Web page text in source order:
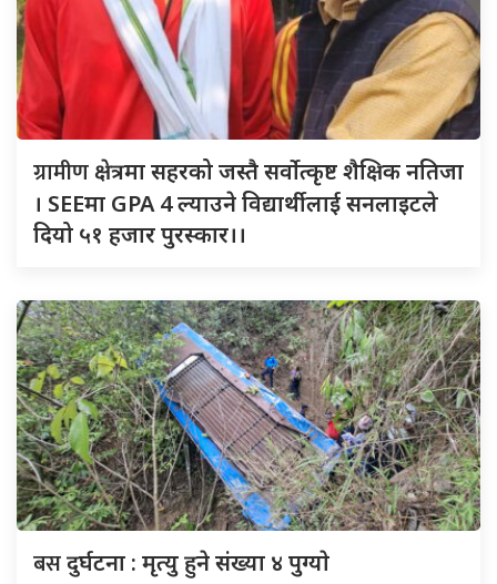
ग्रामीण क्षेत्रमा सहरको जस्तै सर्वोत्कृष्ट शैक्षिक नतिजा
। SEEमा GPA 4 ल्याउने विद्यार्थीलाई सनलाइटले
दियो ५१ हजार पुरस्कार।।
बसदुर्घटना : मृत्यु हुने संख्या ४ पुग्याे